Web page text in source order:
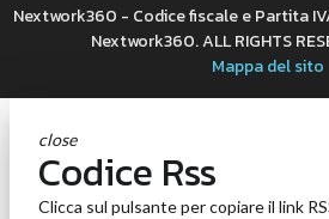
Nextwork360 - Codice fiscale e Partita
Nextwork360. ALL RIGHTS
Mappa del sito
close
Codice Rss
Clicca sul pulsante per copiare il link